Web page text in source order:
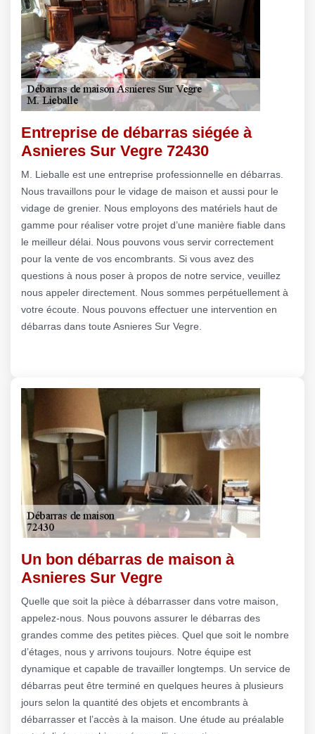
Entreprise de débarras siégée à
Asnieres Sur Vegre 72430
M. Lieballe est une entreprise professionnelle en débarras.
Nous travaillons pour le vidage de maison et aussi pour le
vidage de grenier. Nous employons des matériels haut de
gamme pour réaliser votre projet d’une manière fiable dans
le meilleur délai. Nous pouvons vous servir correctement
pour la vente de vos encombrants. Si vous avez des
questions à nous poser à propos de notre service, veuillez
nous appeler directement. Nous sommes perpétuellement à
votre écoute. Nous pouvons effectuer une intervention en
débarras dans toute Asnieres Sur Vegre.
Un bon débarras de maison à
Asnieres Sur Vegre
Quelle que soit la pièce à débarrasser dans votre maison,
appelez-nous. Nous pouvons assurer le débarras des
grandes comme des petites pièces. Quel que soit le nombre
d’étages, nous y arrivons toujours. Notre équipe est
dynamique et capable de travailler longtemps. Un service de
débarras peut être terminé en quelques heures à plusieurs
jours selon la quantité des objets et encombrants à
débarrasser et l’accès à la maison. Une étude au préalable